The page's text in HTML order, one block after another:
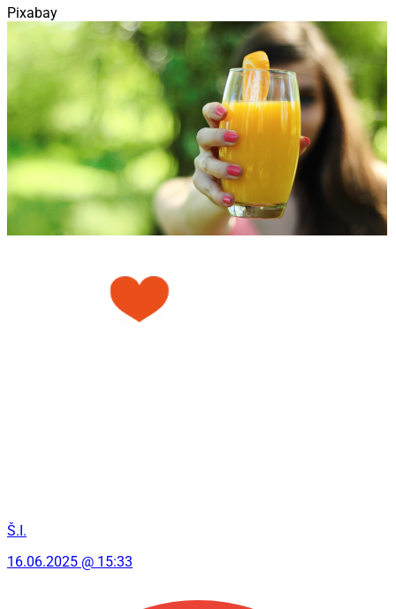
Pixabay
Š.I.
16.06.2025 @ 15:33